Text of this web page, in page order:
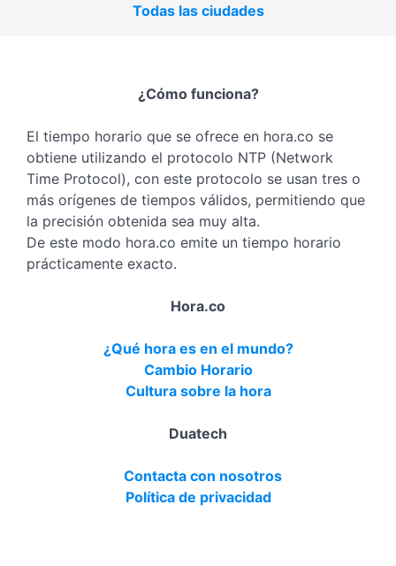
Todas las ciudades
¿Cómo funciona?
El tiempo horario que se ofrece en hora.co se
obtiene utilizando el protocolo NTP (Network
Time Protocol), con este protocolo se usan tres o
más orígenes de tiempos válidos, permitiendo que
la precisión obtenida sea muy alta.
De este modo hora.co emite un tiempo horario
prácticamente exacto.
Hora.co
¿Qué hora es en el mundo?
Cambio Horario
Cultura sobre la hora
Duatech
Contacta con nosotros
Política de privacidad